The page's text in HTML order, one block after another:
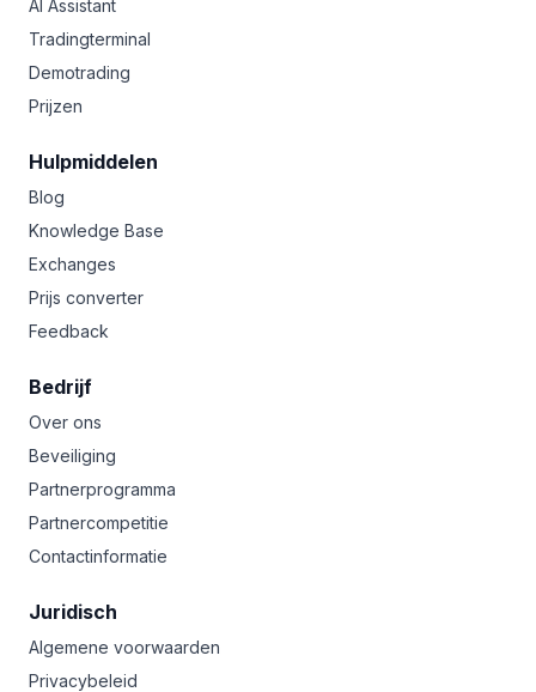
AI Assistant
Tradingterminal
Demotrading
Prijzen
Hulpmiddelen
Blog
Knowledge Base
Exchanges
Prijs converter
Feedback
Bedrijf
Over ons
Beveiliging
Partnerprogramma
Partnercompetitie
Contactinformatie
Juridisch
Algemene voorwaarden
Privacybeleid